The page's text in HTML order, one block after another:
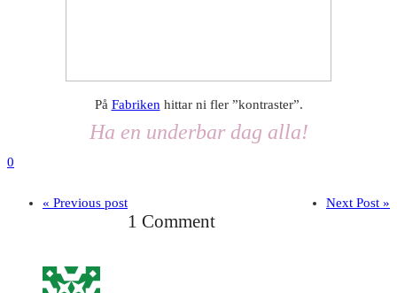
På Fabriken hittar ni fler ”kontraster”.
Ha en underbar dag alla!
0
« Previous post Next Post »
1 Comment